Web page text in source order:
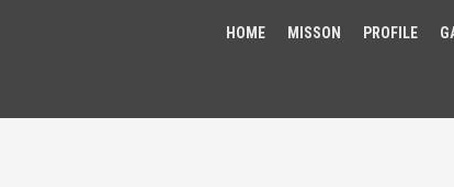
HOME MISSON PROFILE